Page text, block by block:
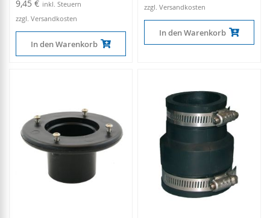
9,45 €
zzgl. Versandkosten
In den Warenkorb
zzgl. Versandkosten
In den Warenkorb